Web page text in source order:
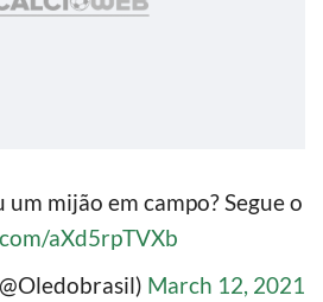
mijão em campo? Segue o
aXd5rpTVXb
March 12, 2021